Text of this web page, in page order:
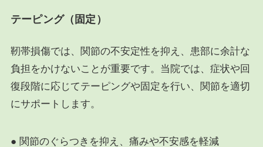
テーピング（固定）
靭帯損傷では、関節の不安定性を抑え、患部に余計な
負担をかけないことが重要です。当院では、症状や回
復段階に応じてテーピングや固定を行い、関節を適切
にサポートします。
● 関節のぐらつきを抑え、痛みや不安感を軽減